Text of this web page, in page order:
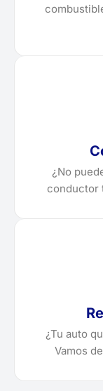
¿No
conductor
¿Tu auto
Vamos